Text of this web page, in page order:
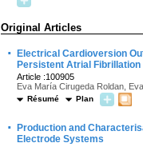
Original Articles
·
Electrical Cardioversion
Persistent Atrial Fibrillation
Article :100905
Eva María Cirugeda Roldan,
Résumé Plan
·
Production and
Electrode Systems